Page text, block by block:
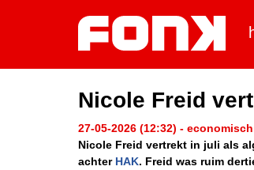
Nicole Freid
27-05-2026 (12:32) - economisch
Nicole Freid vertrekt in juli als
achter HAK. Freid was ruim